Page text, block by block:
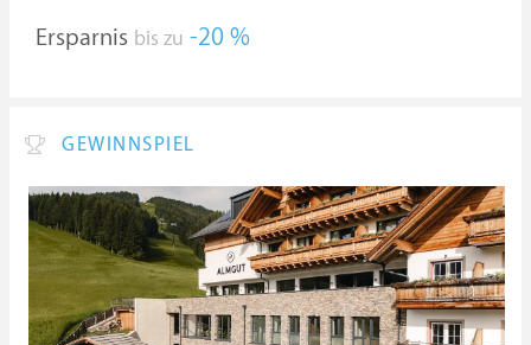
Ersparnis bis zu -20 %
GEWINNSPIEL